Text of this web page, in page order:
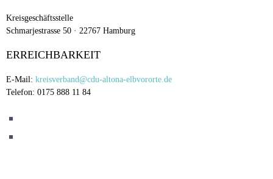
Kreisgeschäftsstelle
Schmarjestrasse 50 · 22767 Hamburg
ERREICHBARKEIT
E-Mail: kreisverband@cdu-altona-elbvororte.de
Telefon: 0175 888 11 84